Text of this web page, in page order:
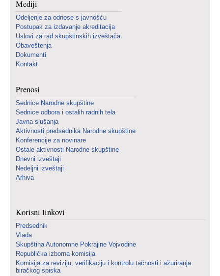
Mediji
Odeljenje za odnose s javnošću
Postupak za izdavanje akreditacija
Uslovi za rad skupštinskih izveštača
Obaveštenja
Dokumenti
Kontakt
Prenosi
Sednice Narodne skupštine
Sednice odbora i ostalih radnih tela
Javna slušanja
Aktivnosti predsednika Narodne skupštine
Konferencije za novinare
Ostale aktivnosti Narodne skupštine
Dnevni izveštaji
Nedeljni izveštaji
Arhiva
Korisni linkovi
Predsednik
Vlada
Skupština Autonomne Pokrajine Vojvodine
Republička izborna komisija
Komisija za reviziju, verifikaciju i kontrolu tačnosti i ažuriranja
biračkog spiska